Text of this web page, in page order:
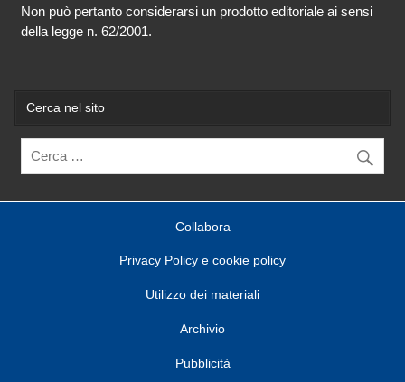
Non può pertanto considerarsi un prodotto editoriale ai sensi
della legge n. 62/2001.
Cerca nel sito
Collabora
Privacy Policy e cookie policy
Utilizzo dei materiali
Archivio
Pubblicità